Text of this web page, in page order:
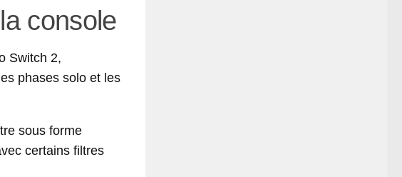
console
Switch 2,
phases solo et les
sous forme
certains filtres